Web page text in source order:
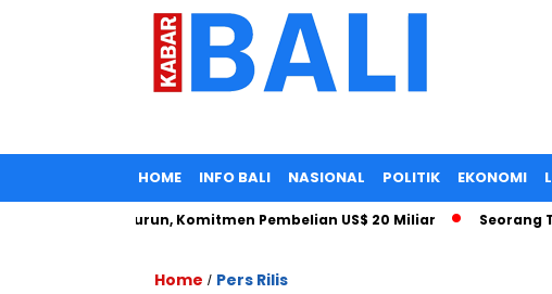
HOME INFO BALI NASIONAL POLITIK EKONOMI
Impor Turun, Komitmen Pembelian US$ 20 Miliar Seorang
Home / Pers Rilis